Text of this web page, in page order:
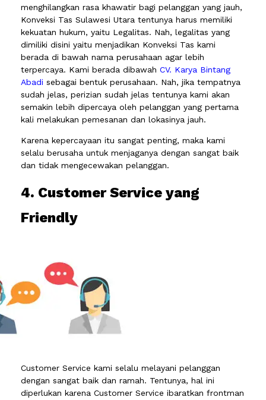
menghilangkan rasa khawatir bagi pelanggan yang jauh,
Konveksi Tas Sulawesi Utara tentunya harus memiliki
kekuatan hukum, yaitu Legalitas. Nah, legalitas yang
dimiliki disini yaitu menjadikan Konveksi Tas kami
berada di bawah nama perusahaan agar lebih
terpercaya. Kami berada dibawah CV. Karya Bintang
Abadi sebagai bentuk perusahaan. Nah, jika tempatnya
sudah jelas, perizian sudah jelas tentunya kami akan
semakin lebih dipercaya oleh pelanggan yang pertama
kali melakukan pemesanan dan lokasinya jauh.
Karena kepercayaan itu sangat penting, maka kami
selalu berusaha untuk menjaganya dengan sangat baik
dan tidak mengecewakan pelanggan.
4. Customer Service yang
Friendly
Customer Service kami selalu melayani pelanggan
dengan sangat baik dan ramah. Tentunya, hal ini
diperlukan karena Customer Service ibaratkan frontman